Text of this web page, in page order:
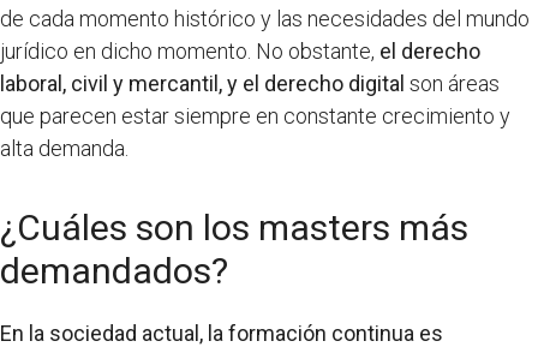
de cada momento histórico y las necesidades del mundo
jurídico en dicho momento. No obstante, el derecho
laboral, civil y mercantil, y el derecho digital son áreas
que parecen estar siempre en constante crecimiento y
alta demanda.
¿Cuáles son los masters más
demandados?
En la sociedad actual, la formación continua es